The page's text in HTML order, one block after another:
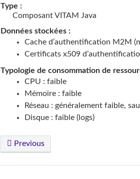
Type :
Composant VITAM Java
Données stockées :
Cache d’authentification M2M
Certificats x509
Typologie de consommation de
CPU : faible
Mémoire : faible
Réseau : généralement faible,
Disque : faible (logs)
Previous